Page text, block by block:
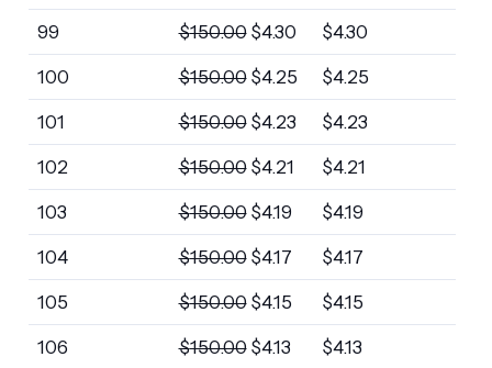
99 $150.00 $4.30 $4.30
100 $150.00 $4.25 $4.25
101 $150.00 $4.23 $4.23
102 $150.00 $4.21 $4.21
103 $150.00 $4.19 $4.19
104 $150.00 $4.17 $4.17
105 $150.00 $4.15 $4.15
106 $150.00 $4.13 $4.13